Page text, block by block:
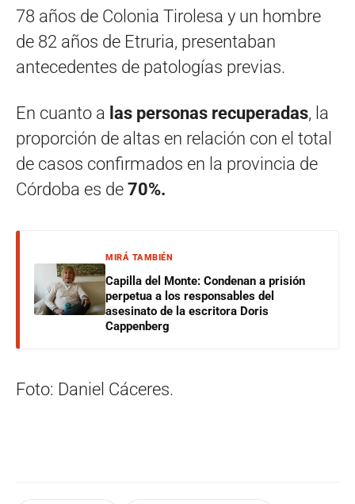
78 años de Colonia Tirolesa y un hombre
de 82 años de Etruria, presentaban
antecedentes de patologías previas.
En cuanto a las personas recuperadas, la
proporción de altas en relación con el total
de casos confirmados en la provincia de
Córdoba es de 70%.
MIRÁ TAMBIÉN
Capilla del Monte: Condenan a prisión
perpetua a los responsables del
asesinato de la escritora Doris
Cappenberg
Foto: Daniel Cáceres.